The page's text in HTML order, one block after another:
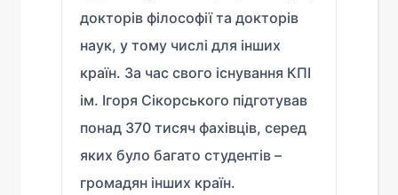
докторів філософії та докторів
наук, у тому числі для інших
країн. За час свого існування КПІ
ім. Ігоря Сікорського підготував
понад 370 тисяч фахівців, серед
яких було багато студентів –
громадян інших країн.